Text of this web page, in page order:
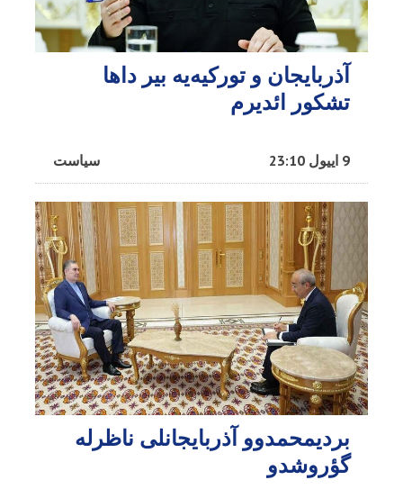
آذربایجان و تورکیه‌یه بیر داها
تشکور ائدیرم
سیاست 9 اییول 23:10
بردیمحمدوو آذربایجانلی ناظرله
گؤروشدو